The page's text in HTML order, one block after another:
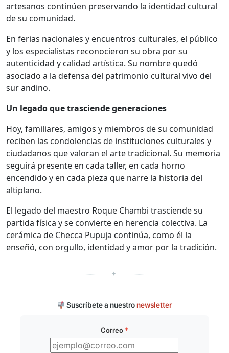
artesanos continúen preservando la identidad cultural
de su comunidad.
En ferias nacionales y encuentros culturales, el público
y los especialistas reconocieron su obra por su
autenticidad y calidad artística. Su nombre quedó
asociado a la defensa del patrimonio cultural vivo del
sur andino.
Un legado que trasciende generaciones
Hoy, familiares, amigos y miembros de su comunidad
reciben las condolencias de instituciones culturales y
ciudadanos que valoran el arte tradicional. Su memoria
seguirá presente en cada taller, en cada horno
encendido y en cada pieza que narre la historia del
altiplano.
El legado del maestro Roque Chambi trasciende su
partida física y se convierte en herencia colectiva. La
cerámica de Checca Pupuja continúa, como él la
enseñó, con orgullo, identidad y amor por la tradición.
✦
Suscríbete a nuestro newsletter
Correo *